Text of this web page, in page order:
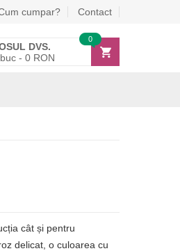
cumpar? Contact
DVS.
buc - 0 RON
0
cât și pentru
delicat, o culoarea cu